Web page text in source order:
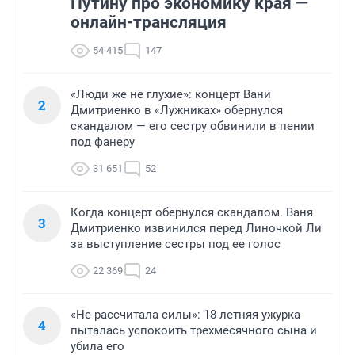
онлайн-трансляция
54 415 147
2
«Люди же не глухие»: концерт Вани
Дмитриенко в «Лужниках» обернулся
скандалом — его сестру обвинили в пении
под фанеру
31 651 52
3
Когда концерт обернулся скандалом. Ваня
Дмитриенко извинился перед Линочкой Ли
за выступление сестры под ее голос
22 369 24
4
«Не рассчитала силы»: 18-летняя ужурка
пыталась успокоить трехмесячного сына и
убила его